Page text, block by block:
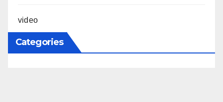
video
Categories